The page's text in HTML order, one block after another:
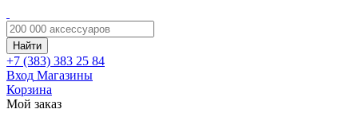
Найти
+7 (383) 383 25 84
Вход Магазины
Корзина
Мой заказ